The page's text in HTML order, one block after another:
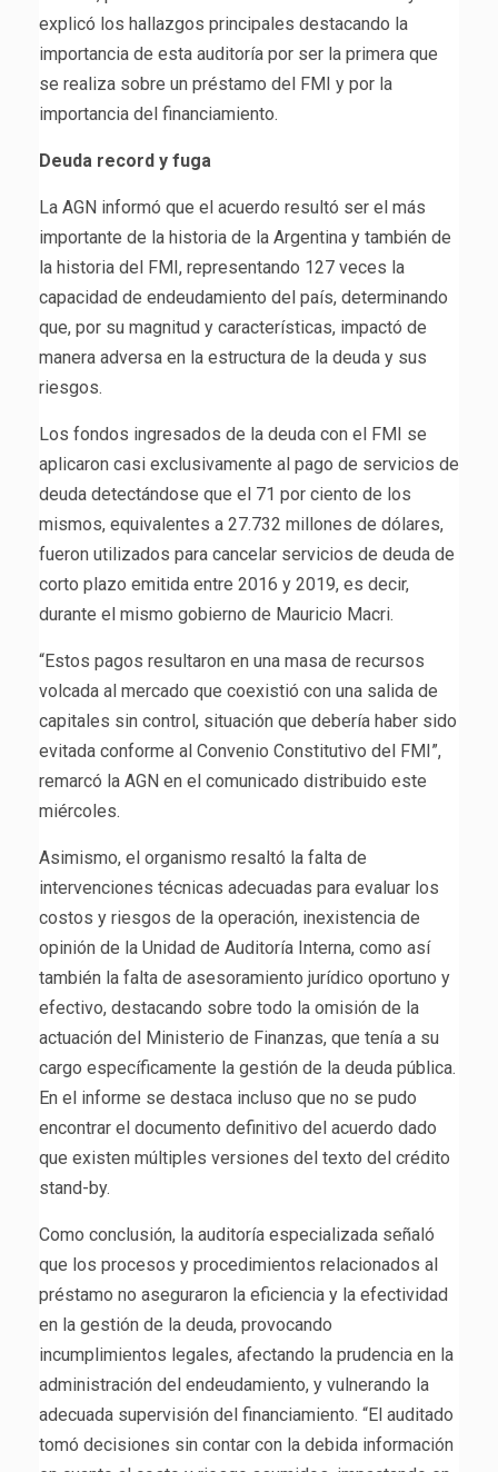
explicó los hallazgos principales destacando la
importancia de esta auditoría por ser la primera que
se realiza sobre un préstamo del FMI y por la
importancia del financiamiento.
Deuda record y fuga
La AGN informó que el acuerdo resultó ser el más
importante de la historia de la Argentina y también de
la historia del FMI, representando 127 veces la
capacidad de endeudamiento del país, determinando
que, por su magnitud y características, impactó de
manera adversa en la estructura de la deuda y sus
riesgos.
Los fondos ingresados de la deuda con el FMI se
aplicaron casi exclusivamente al pago de servicios de
deuda detectándose que el 71 por ciento de los
mismos, equivalentes a 27.732 millones de dólares,
fueron utilizados para cancelar servicios de deuda de
corto plazo emitida entre 2016 y 2019, es decir,
durante el mismo gobierno de Mauricio Macri.
“Estos pagos resultaron en una masa de recursos
volcada al mercado que coexistió con una salida de
capitales sin control, situación que debería haber sido
evitada conforme al Convenio Constitutivo del FMI”,
remarcó la AGN en el comunicado distribuido este
miércoles.
Asimismo, el organismo resaltó la falta de
intervenciones técnicas adecuadas para evaluar los
costos y riesgos de la operación, inexistencia de
opinión de la Unidad de Auditoría Interna, como así
también la falta de asesoramiento jurídico oportuno y
efectivo, destacando sobre todo la omisión de la
actuación del Ministerio de Finanzas, que tenía a su
cargo específicamente la gestión de la deuda pública.
En el informe se destaca incluso que no se pudo
encontrar el documento definitivo del acuerdo dado
que existen múltiples versiones del texto del crédito
stand-by.
Como conclusión, la auditoría especializada señaló
que los procesos y procedimientos relacionados al
préstamo no aseguraron la eficiencia y la efectividad
en la gestión de la deuda, provocando
incumplimientos legales, afectando la prudencia en la
administración del endeudamiento, y vulnerando la
adecuada supervisión del financiamiento. “El auditado
tomó decisiones sin contar con la debida información